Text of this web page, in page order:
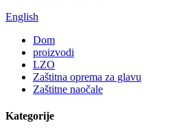
English
Dom
proizvodi
LZO
Zaštitna oprema za glavu
Zaštitne naočale
Kategorije